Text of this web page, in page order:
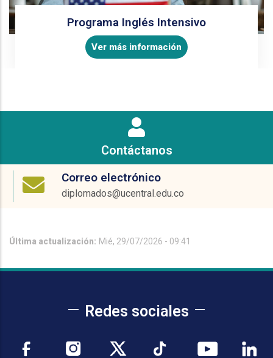
Programa Inglés Intensivo
Ver más información
Contáctanos
Correo electrónico
diplomados@ucentral.edu.co
Última actualización: Mié, 29/07/2026 - 09:41
Redes sociales